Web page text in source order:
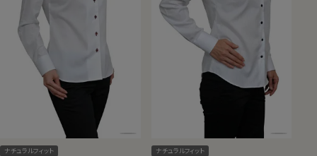
ナチュラルフィット ナチュラルフィット